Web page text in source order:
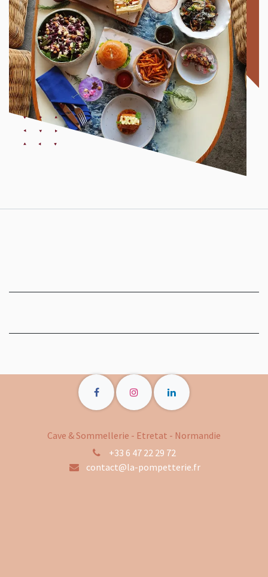
Cave & Sommellerie - Etretat - Normandie
+33 6 47 22 29 72
contact@la-pompetterie.fr